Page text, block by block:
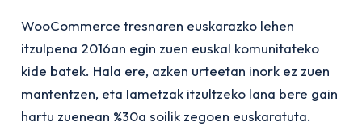
WooCommerce tresnaren euskarazko lehen
itzulpena 2016an egin zuen euskal komunitateko
kide batek. Hala ere, azken urteetan inork ez zuen
mantentzen, eta Iametzak itzultzeko lana bere gain
hartu zuenean %30a soilik zegoen euskaratuta.